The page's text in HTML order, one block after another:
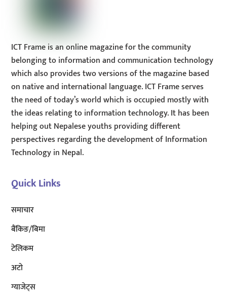
ICT Frame is an online magazine for the community
belonging to information and communication technology
which also provides two versions of the magazine based
on native and international language. ICT Frame serves
the need of today’s world which is occupied mostly with
the ideas relating to information technology. It has been
helping out Nepalese youths providing different
perspectives regarding the development of Information
Technology in Nepal.
Quick Links
समाचार
बैंकिङ/बिमा
टेलिकम
अटाे
ग्याजेट्स